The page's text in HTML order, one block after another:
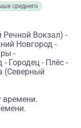
среднего
Вокзал) -
Новгород -
-
Городец - Плёс -
(Северный
времени.